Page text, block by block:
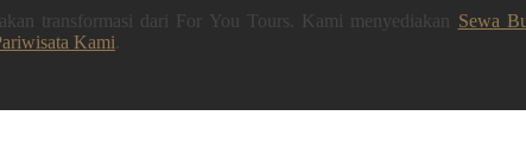
transformasi dari For You Tours. Kami menyediakan Sewa
Kami